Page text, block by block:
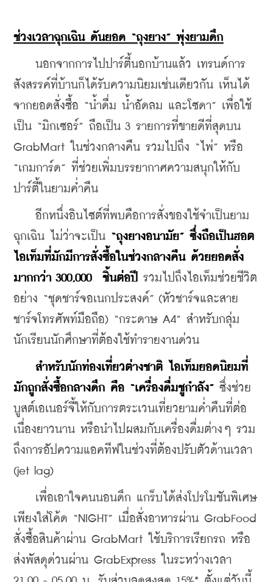
ช่วงเวลาฉุกเฉิน ดันยอด “ถุงยาง” พุ่งยามดึก
นอกจากการไปปาร์ตี้นอกบ้านแล้ว เทรนด์การ
สังสรรค์ที่บ้านก็ได้รับความนิยมเช่นเดียวกัน เห็นได้
จากยอดสั่งซื้อ “น้ำดื่ม น้ำอัดลม และโซดา” เพื่อใช้
เป็น “มิกเซอร์” ถือเป็น 3 รายการที่ขายดีที่สุดบน
GrabMart ในช่วงกลางคืน รวมไปถึง “ไพ่” หรือ
“เกมการ์ด” ที่ช่วยเพิ่มบรรยากาศความสนุกให้กับ
ปาร์ตี้ในยามค่ำคืน
อีกหนึ่งอินไซต์ที่พบคือการสั่งของใช้จำเป็นยาม
ฉุกเฉิน ไม่ว่าจะเป็น “ถุงยางอนามัย” ซึ่งถือเป็นฮอต
ไอเท็มที่มักมีการสั่งซื้อในช่วงกลางคืน ด้วยยอดสั่ง
มากกว่า 300,000  ชิ้นต่อปี
รวมไปถึงไอเท็มช่วยชีวิต
อย่าง “ชุดชาร์จอเนกประสงค์” (หัวชาร์จและสาย
ชาร์จโทรศัพท์มือถือ) “กระดาษ A4” สำหรับกลุ่ม
นักเรียนนักศึกษาที่ต้องใช้ทำรายงานด่วน
สำหรับนักท่องเที่ยวต่างชาติ ไอเท็มยอดนิยมที่
มักถูกสั่งซื้อกลางดึก คือ “เครื่องดื่มชูกำลัง” ซึ่งช่วย
บูสต์เอเนอร์จี้ให้กับการตระเวนเที่ยวยามค่ำคืนที่ต่อ
เนื่องยาวนาน หรือนำไปผสมกับเครื่องดื่มต่างๆ รวม
ถึงการอัปความแอคทีฟในช่วงที่ต้องปรับตัวด้านเวลา
(jet lag)
เพื่อเอาใจคนนอนดึก แกร็บได้ส่งโปรโมชันพิเศษ
เพียงใส่โค้ด “NIGHT” เมื่อสั่งอาหารผ่าน GrabFood
สั่งซื้อสินค้าผ่าน GrabMart ใช้บริการเรียกรถ หรือ
ส่งพัสดุด่วนผ่าน GrabExpress ในระหว่างเวลา